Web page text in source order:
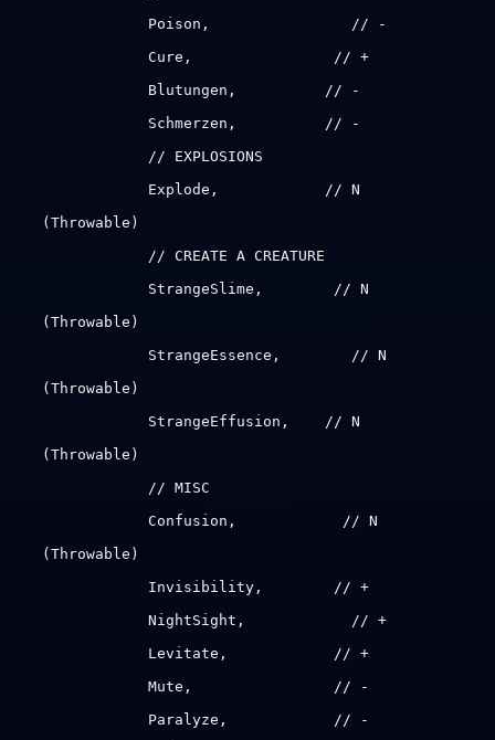
Poison, // -
Cure, // +
Blutungen, // -
Schmerzen, // -
// EXPLOSIONS
Explode, // N
(Throwable)
// CREATE A CREATURE
StrangeSlime, // N
(Throwable)
StrangeEssence, // N
(Throwable)
StrangeEffusion, // N
(Throwable)
// MISC
Confusion, // N
(Throwable)
Invisibility, // +
NightSight, // +
Levitate, // +
Mute, // -
Paralyze, // -